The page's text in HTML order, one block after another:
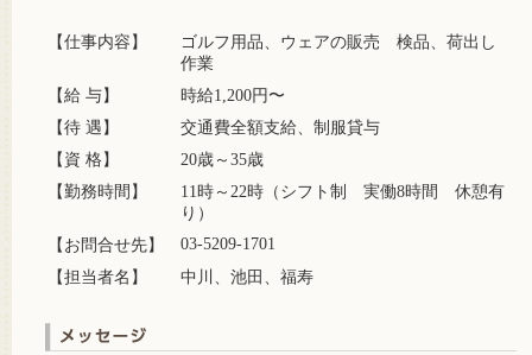
【仕事内容】
ゴルフ用品、ウェアの販売 検品、荷出し
作業
【給 与】
時給1,200円〜
【待 遇】
交通費全額支給、制服貸与
【資 格】
20歳～35歳
【勤務時間】
11時～22時（シフト制 実働8時間 休憩有
り）
【お問合せ先】
03-5209-1701
【担当者名】
中川、池田、福寿